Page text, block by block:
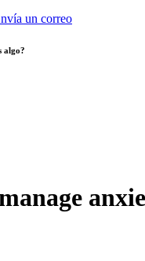
un correo
algo?